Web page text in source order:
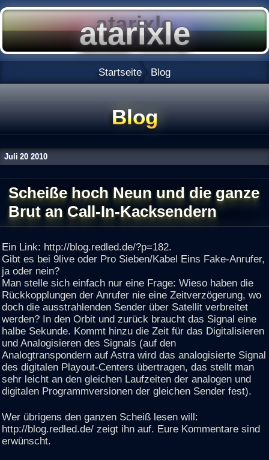
Startseite Blog
Blog
Juli 20 2010
Scheiße hoch Neun und die ganze
Brut an Call-In-Kacksendern
Ein Link: http://blog.redled.de/?p=182.
Gibt es bei 9live oder Pro Sieben/Kabel Eins Fake-Anrufer,
ja oder nein?
Man stelle sich einfach nur eine Frage: Wieso haben die
Rückkopplungen der Anrufer nie eine Zeitverzögerung, wo
doch die ausstrahlenden Sender über Satellit verbreitet
werden? In den Orbit und zurück braucht das Signal eine
halbe Sekunde. Kommt hinzu die Zeit für das Digitalisieren
und Analogisieren des Signals (auf den
Analogtranspondern auf Astra wird das analogisierte Signal
des digitalen Playout-Centers übertragen, das stellt man
sehr leicht an den gleichen Laufzeiten der analogen und
digitalen Programmversionen der gleichen Sender fest).
Wer übrigens den ganzen Scheiß lesen will:
http://blog.redled.de/ zeigt ihn auf. Eure Kommentare sind
erwünscht.